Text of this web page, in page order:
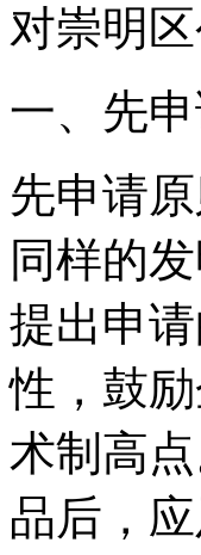
对崇明
一、先
先申请
同样的
提出申
性，鼓
术制高
品后，